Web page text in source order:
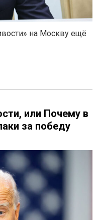
на Москву ещё
или Почему в
за победу